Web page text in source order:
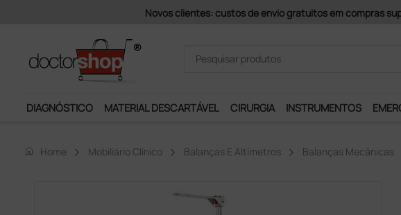
Pagamentos Seguros e Garantia
DIAGNÓSTICO MATERIAL DESCARTÁVEL CIRURGIA INSTRUMENTOS
home Home Mobiliário Clínico Balanças E Altímetros Balanças Mecânicas